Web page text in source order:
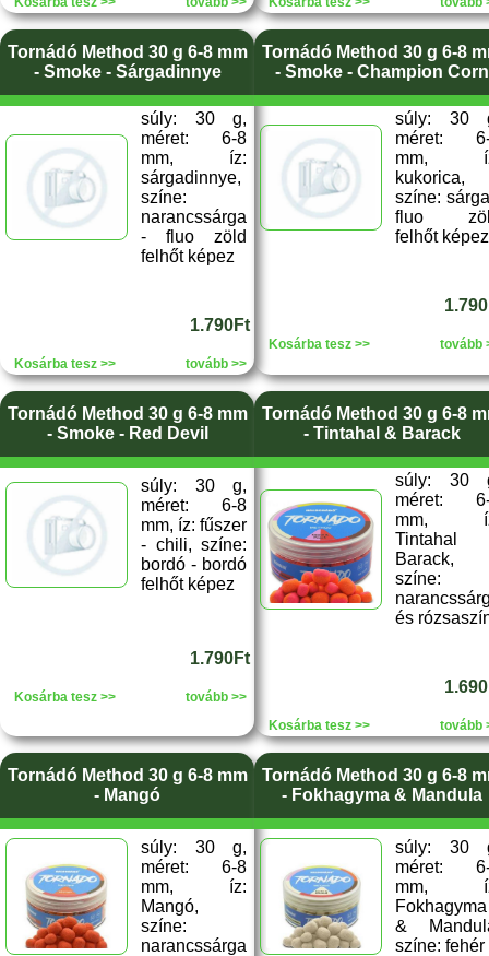
Tornádó Method 30 g 6-8 mm
- Smoke - Sárgadinnye
súly: 30 g,
méret: 6-8
mm, íz:
sárgadinnye,
színe:
narancssárga
- fluo zöld
felhőt képez
1.790Ft
Kosárba tesz >> tovább >>
Tornádó Method 30 g 6-8
- Smoke - Champion Corn
súly: 30
méret:
mm,
kukorica,
színe:
fluo
felhőt képez
Kosárba tesz >> tovább
Tornádó Method 30 g 6-8 mm
- Smoke - Red Devil
súly: 30 g,
méret: 6-8
mm, íz: fűszer
- chili, színe:
bordó - bordó
felhőt képez
1.790Ft
Kosárba tesz >> tovább >>
Tornádó Method 30 g 6-8
- Tintahal & Barack
súly: 30
méret:
mm,
Tintahal
Barack,
színe:
és
Kosárba tesz >> tovább
Tornádó Method 30 g 6-8 mm
- Mangó
súly: 30 g,
méret: 6-8
mm, íz:
Mangó,
színe:
narancssárga
Tornádó Method 30 g 6-8
- Fokhagyma & Mandula
súly: 30
méret:
mm,
Fokhagyma
&
színe: fehér